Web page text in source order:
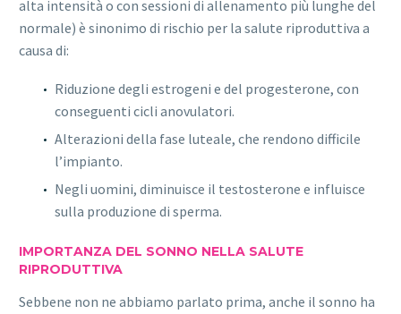
alta intensità o con sessioni di allenamento più lunghe del
normale) è sinonimo di rischio per la salute riproduttiva a
causa di:
Riduzione degli estrogeni e del progesterone, con
conseguenti cicli anovulatori.
Alterazioni della fase luteale, che rendono difficile
l’impianto.
Negli uomini, diminuisce il testosterone e influisce
sulla produzione di sperma.
IMPORTANZA DEL SONNO NELLA SALUTE
RIPRODUTTIVA
Sebbene non ne abbiamo parlato prima, anche il sonno ha